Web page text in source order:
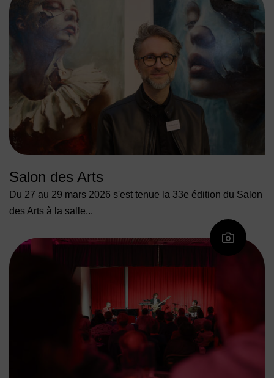
Salon des Arts
Du 27 au 29 mars 2026 s'est tenue la 33e édition du Salon
des Arts à la salle...